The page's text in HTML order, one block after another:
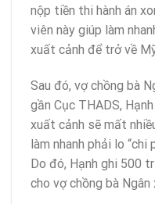
nộp tiền thi hành án
viên này giúp làm
xuất cảnh để trở về
Sau đó, vợ chồng bà
gần Cục THADS,
xuất cảnh sẽ mất
làm nhanh phải lo “chi
Do đó, Hạnh ghi 500
cho vợ chồng bà Ngân